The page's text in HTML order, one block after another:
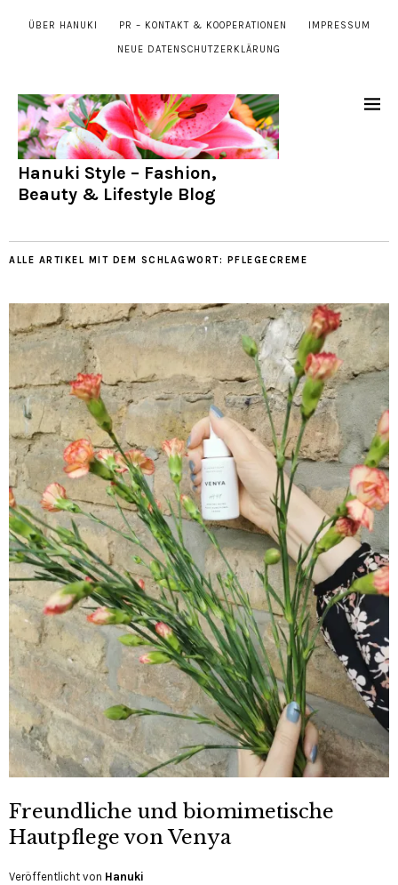
ÜBER HANUKI PR – KONTAKT & KOOPERATIONEN IMPRESSUM
NEUE DATENSCHUTZERKLÄRUNG
Hanuki Style – Fashion,
Beauty & Lifestyle Blog
ALLE ARTIKEL MIT DEM SCHLAGWORT: PFLEGECREME
Freundliche und biomimetische
Hautpflege von Venya
Veröffentlicht von Hanuki